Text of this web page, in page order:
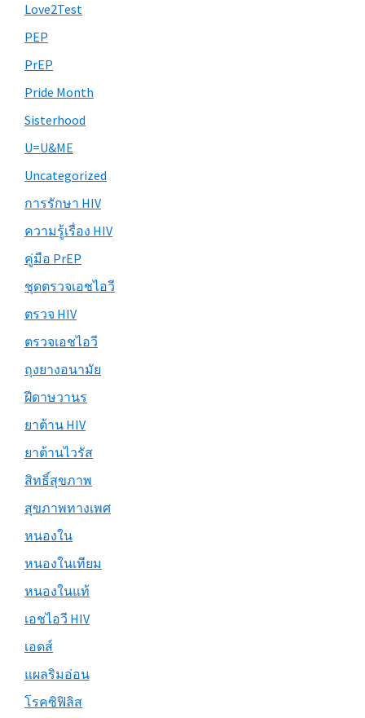
Love2Test
PEP
PrEP
Pride Month
Sisterhood
U=U&ME
Uncategorized
การรักษา HIV
ความรู้เรื่อง HIV
คู่มือ PrEP
ชุดตรวจเอชไอวี
ตรวจ HIV
ตรวจเอชไอวี
ถุงยางอนามัย
ฝีดาษวานร
ยาต้าน HIV
ยาต้านไวรัส
สิทธิ์สุขภาพ
สุขภาพทางเพศ
หนองใน
หนองในเทียม
หนองในแท้
เอชไอวี HIV
เอดส์
แผลริมอ่อน
โรคซิฟิลิส